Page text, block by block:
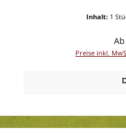
Inhalt: 1
Ab
Preise inkl.